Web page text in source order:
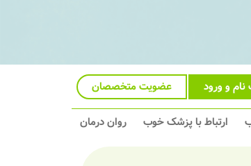
نام و ورود عضویت متخصصان
ارتباط با پزشک خوب روان درمان